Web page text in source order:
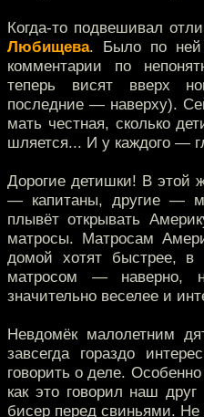
Когда-то подвешивал
Любищева. Было по ней
комментарии по
теперь висят вверх
последние — наверху).
мать честная, сколько
шляется... И у каждого —
Дорогие детишки! В этой
— капитаны, другие —
плывёт открывать
матросы. Матросам
домой хотят быстрее,
матросом — наверно,
значительно веселее и
Невдомёк малолетним
завсегда гораздо
говорить о деле.
как это говорил наш
бисер перед свиньями. Не